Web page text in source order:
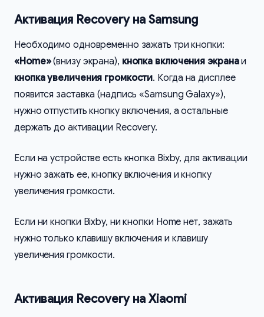
Активация Recovery на Samsung
Необходимо одновременно зажать три кнопки:
«Home»(внизу экрана), кнопка включения экранаи
кнопка увеличения громкости. Когда на дисплее
появится заставка (надпись «Samsung Galaxy»),
нужно отпустить кнопку включения, а остальные
держать до активации Recovery.
Если на устройстве есть кнопка Bixby, для активации
нужно зажать ее, кнопку включения и кнопку
увеличения громкости.
Если ни кнопки Bixby, ни кнопки Home нет, зажать
нужно только клавишу включения и клавишу
увеличения громкости.
Активация Recovery на Xiaomi